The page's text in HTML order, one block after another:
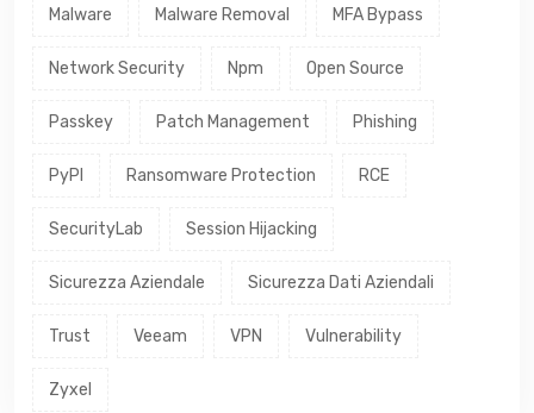
Malware Malware Removal MFA Bypass
Network Security Npm Open Source
Passkey Patch Management Phishing
PyPI Ransomware Protection RCE
SecurityLab Session Hijacking
Sicurezza Aziendale Sicurezza Dati Aziendali
Trust Veeam VPN Vulnerability
Zyxel